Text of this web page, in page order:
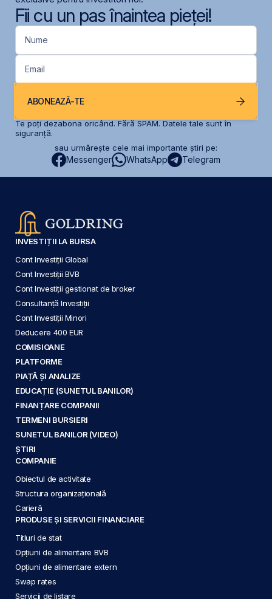
Fii cu un pas înaintea pieței!
Nume
Email
ABONEAZĂ-TE
Te poți dezabona oricând. Fără SPAM. Datele tale sunt în
siguranță.
sau urmărește cele mai importante știri pe:
Messenger WhatsApp Telegram
INVESTIȚII LA BURSA
Cont Investiții Global
Cont Investiții BVB
Cont Investiții gestionat de broker
Consultanță Investiții
Cont Investiții Minori
Deducere 400 EUR
COMISIOANE
PLATFORME
PIAȚĂ ȘI ANALIZE
EDUCAȚIE (SUNETUL BANILOR)
FINANȚARE COMPANII
TERMENI BURSIERI
SUNETUL BANILOR (VIDEO)
ȘTIRI
COMPANIE
Obiectul de activitate
Structura organizațională
Carieră
PRODUSE ȘI SERVICII FINANCIARE
Titluri de stat
Opțiuni de alimentare BVB
Opțiuni de alimentare extern
Swap rates
Servicii de listare